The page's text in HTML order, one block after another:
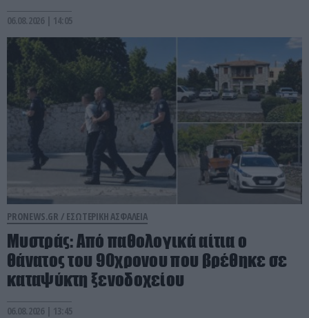
06.08.2026 | 14:05
PRONEWS.GR / ΕΣΩΤΕΡΙΚΗ ΑΣΦΑΛΕΙΑ
Μυστράς: Από παθολογικά αίτια ο
θάνατος του 90χρονου που βρέθηκε σε
καταψύκτη ξενοδοχείου
06.08.2026 | 13:45